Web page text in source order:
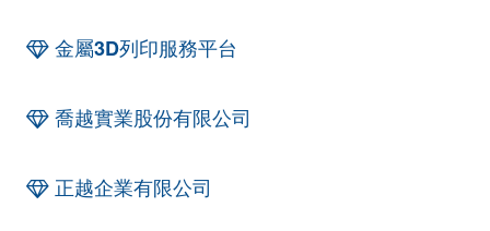
金屬3D列印服務平台
喬越實業股份有限公司
正越企業有限公司